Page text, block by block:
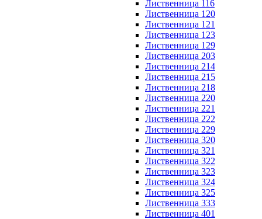
Лиственница 116
Лиственница 120
Лиственница 121
Лиственница 123
Лиственница 129
Лиственница 203
Лиственница 214
Лиственница 215
Лиственница 218
Лиственница 220
Лиственница 221
Лиственница 222
Лиственница 229
Лиственница 320
Лиственница 321
Лиственница 322
Лиственница 323
Лиственница 324
Лиственница 325
Лиственница 333
Лиственница 401